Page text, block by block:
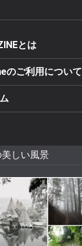
とは
のご利用について
しい風景